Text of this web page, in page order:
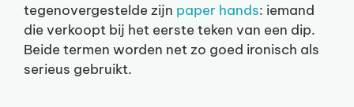
tegenovergestelde zijn paper hands: iemand
die verkoopt bij het eerste teken van een dip.
Beide termen worden net zo goed ironisch als
serieus gebruikt.